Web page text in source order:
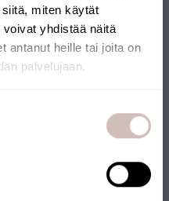
miten käytät
yhdistää näitä
antanut heille tai joita on
palvelujaan.
ATT BYTA